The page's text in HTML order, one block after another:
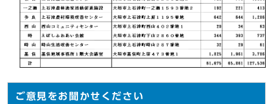
ご意見をお聞かせください